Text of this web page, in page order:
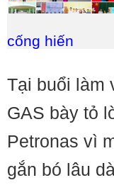
cống hiến
Tại buổi làm
GAS bày tỏ
Petronas vì
gắn bó lâu